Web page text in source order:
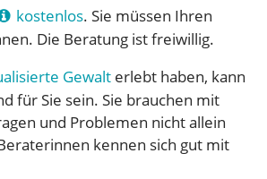
kostenlos. Sie müssen Ihren
Die Beratung ist freiwillig.
Gewalterlebt haben, kann
für Sie sein. Sie brauchen mit
und Problemen nicht allein
kennen sich gut mit